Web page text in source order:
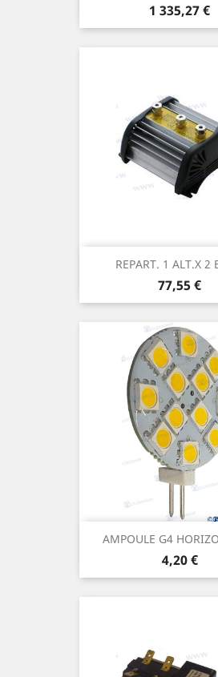
Prix
1 335,27 €
REPART. 1 ALT.x 2
Prix
77,55 €
AMPOULE G4
Prix
4,20 €